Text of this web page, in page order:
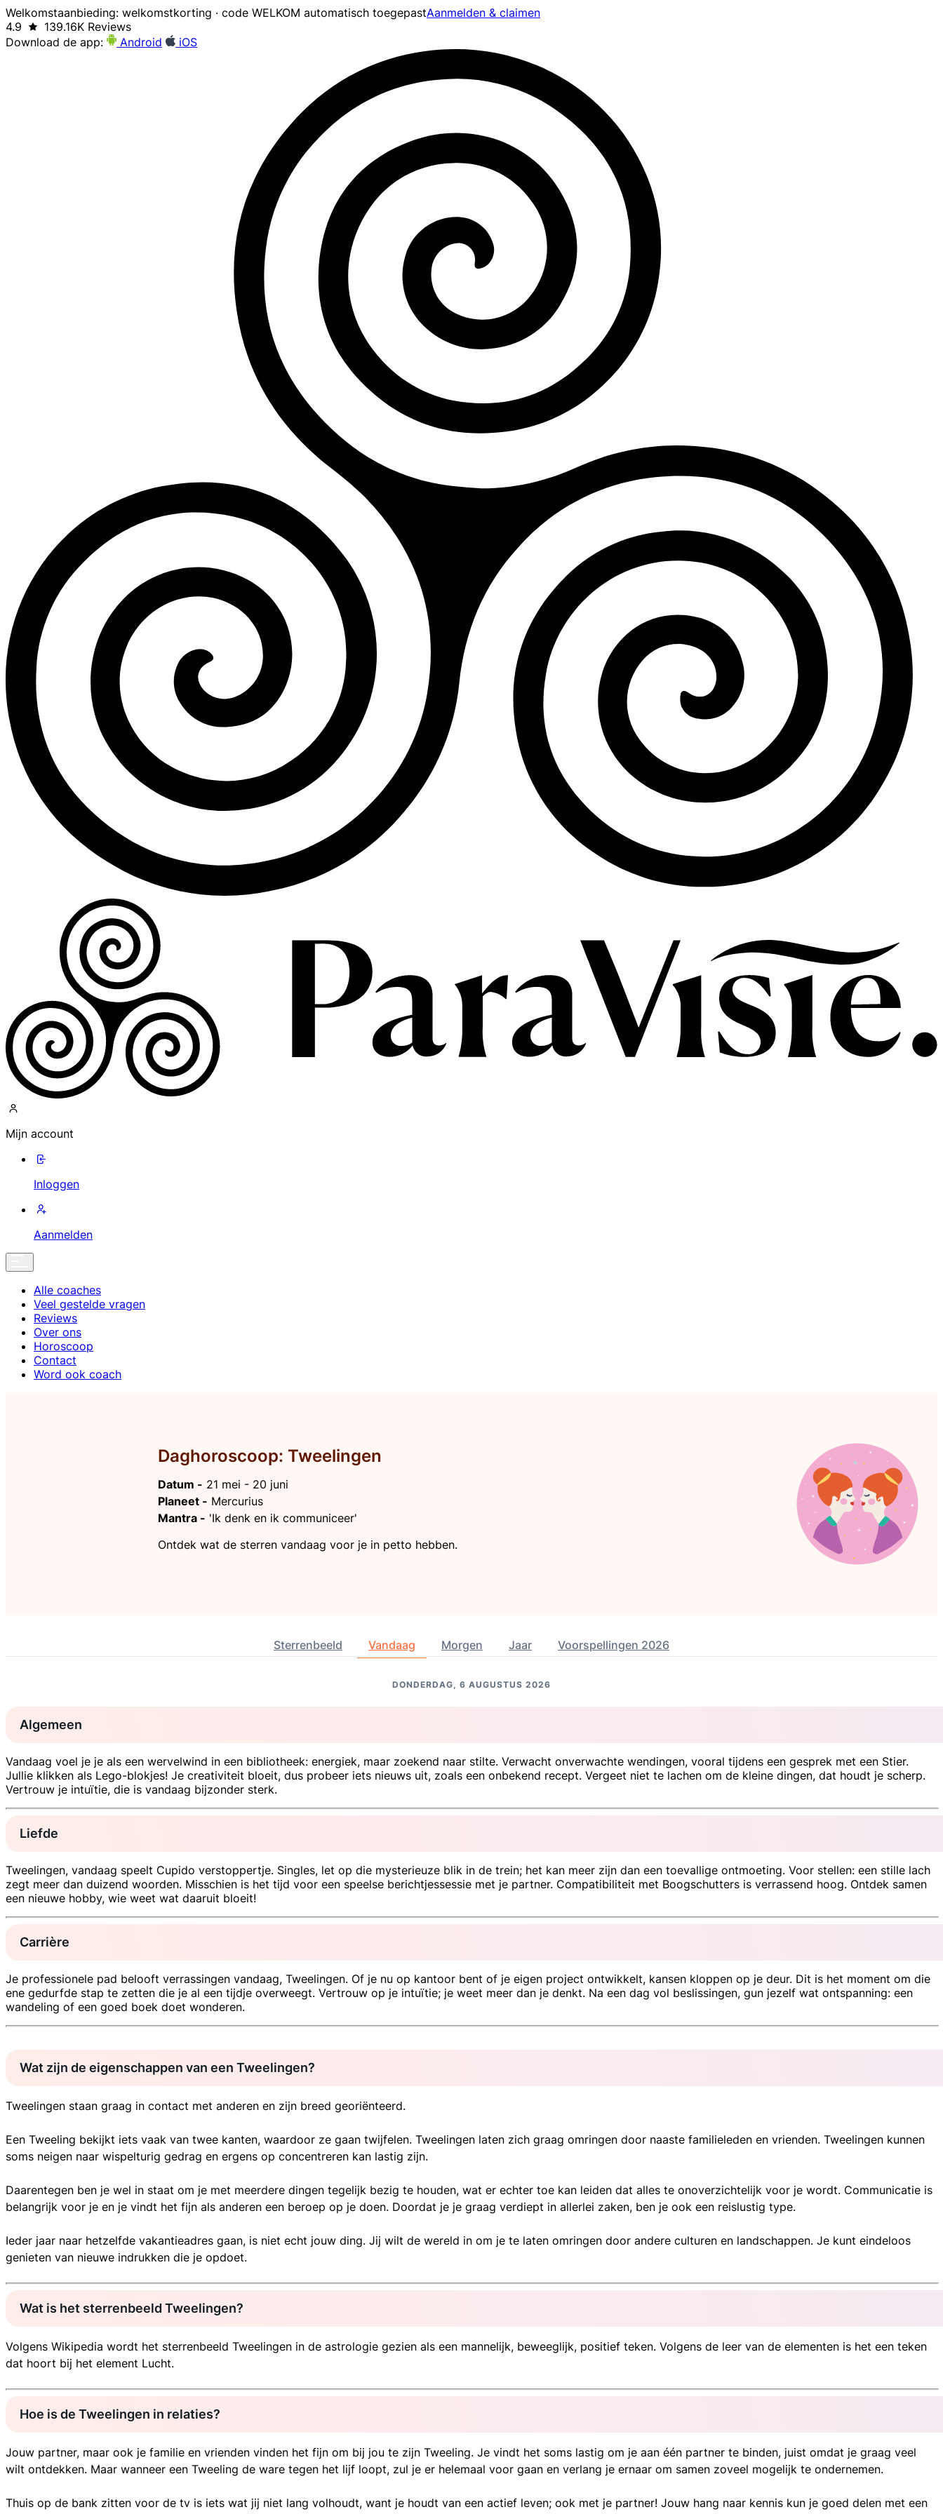
Welkomstaanbieding: welkomstkorting · code WELKOM automatisch toegepastAanmelden & claimen
4.9
139.16K Reviews
Download de app:
Android iOS
Mijn account
Inloggen
Aanmelden
Alle coaches
Veel gestelde vragen
Reviews
Over ons
Horoscoop
Contact
Word ook coach
Daghoroscoop: Tweelingen
Datum - 21 mei - 20 juni
Planeet - Mercurius
Mantra - 'Ik denk en ik communiceer'
Ontdek wat de sterren vandaag voor je in petto hebben.
Sterrenbeeld Vandaag Morgen Jaar Voorspellingen 2026
DONDERDAG, 6 AUGUSTUS 2026
Algemeen
Vandaag voel je je als een wervelwind in een bibliotheek: energiek, maar zoekend naar stilte. Verwacht onverwachte wendingen, vooral tijdens een gesprek met een Stier.
Jullie klikken als Lego-blokjes! Je creativiteit bloeit, dus probeer iets nieuws uit, zoals een onbekend recept. Vergeet niet te lachen om de kleine dingen, dat houdt je scherp.
Vertrouw je intuïtie, die is vandaag bijzonder sterk.
Liefde
Tweelingen, vandaag speelt Cupido verstoppertje. Singles, let op die mysterieuze blik in de trein; het kan meer zijn dan een toevallige ontmoeting. Voor stellen: een stille lach
zegt meer dan duizend woorden. Misschien is het tijd voor een speelse berichtjessessie met je partner. Compatibiliteit met Boogschutters is verrassend hoog. Ontdek samen
een nieuwe hobby, wie weet wat daaruit bloeit!
Carrière
Je professionele pad belooft verrassingen vandaag, Tweelingen. Of je nu op kantoor bent of je eigen project ontwikkelt, kansen kloppen op je deur. Dit is het moment om die
ene gedurfde stap te zetten die je al een tijdje overweegt. Vertrouw op je intuïtie; je weet meer dan je denkt. Na een dag vol beslissingen, gun jezelf wat ontspanning: een
wandeling of een goed boek doet wonderen.
Wat zijn de eigenschappen van een Tweelingen?
Tweelingen staan graag in contact met anderen en zijn breed georiënteerd.
Een Tweeling bekijkt iets vaak van twee kanten, waardoor ze gaan twijfelen. Tweelingen laten zich graag omringen door naaste familieleden en vrienden. Tweelingen kunnen
soms neigen naar wispelturig gedrag en ergens op concentreren kan lastig zijn.
Daarentegen ben je wel in staat om je met meerdere dingen tegelijk bezig te houden, wat er echter toe kan leiden dat alles te onoverzichtelijk voor je wordt. Communicatie is
belangrijk voor je en je vindt het fijn als anderen een beroep op je doen. Doordat je je graag verdiept in allerlei zaken, ben je ook een reislustig type.
Ieder jaar naar hetzelfde vakantieadres gaan, is niet echt jouw ding. Jij wilt de wereld in om je te laten omringen door andere culturen en landschappen. Je kunt eindeloos
genieten van nieuwe indrukken die je opdoet.
Wat is het sterrenbeeld Tweelingen?
Volgens Wikipedia wordt het sterrenbeeld Tweelingen in de astrologie gezien als een mannelijk, beweeglijk, positief teken. Volgens de leer van de elementen is het een teken
dat hoort bij het element Lucht.
Hoe is de Tweelingen in relaties?
Jouw partner, maar ook je familie en vrienden vinden het fijn om bij jou te zijn Tweeling. Je vindt het soms lastig om je aan één partner te binden, juist omdat je graag veel
wilt ontdekken. Maar wanneer een Tweeling de ware tegen het lijf loopt, zul je er helemaal voor gaan en verlang je ernaar om samen zoveel mogelijk te ondernemen.
Thuis op de bank zitten voor de tv is iets wat jij niet lang volhoudt, want je houdt van een actief leven; ook met je partner! Jouw hang naar kennis kun je goed delen met een